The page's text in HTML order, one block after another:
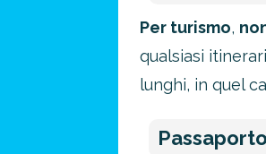
Per turismo,
qualsiasi
lunghi, in quel
Passaporto